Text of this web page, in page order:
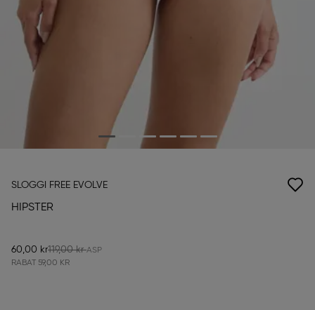
SLOGGI FREE EVOLVE
HIPSTER
60,00 kr119,00 kr
RABAT 59,00 KR